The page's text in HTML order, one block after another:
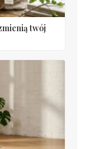
twój